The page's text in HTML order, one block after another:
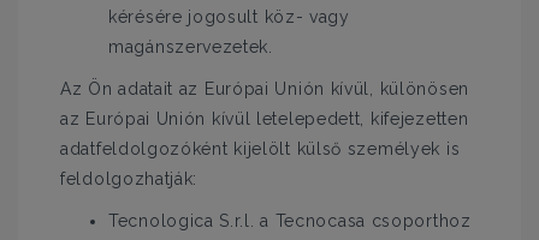
kérésére jogosult köz- vagy
magánszervezetek.
Az Ön adatait az Európai Unión kívül, különösen
az Európai Unión kívül letelepedett, kifejezetten
adatfeldolgozóként kijelölt külső személyek is
feldolgozhatják:
Tecnologica S.r.l. a Tecnocasa csoporthoz